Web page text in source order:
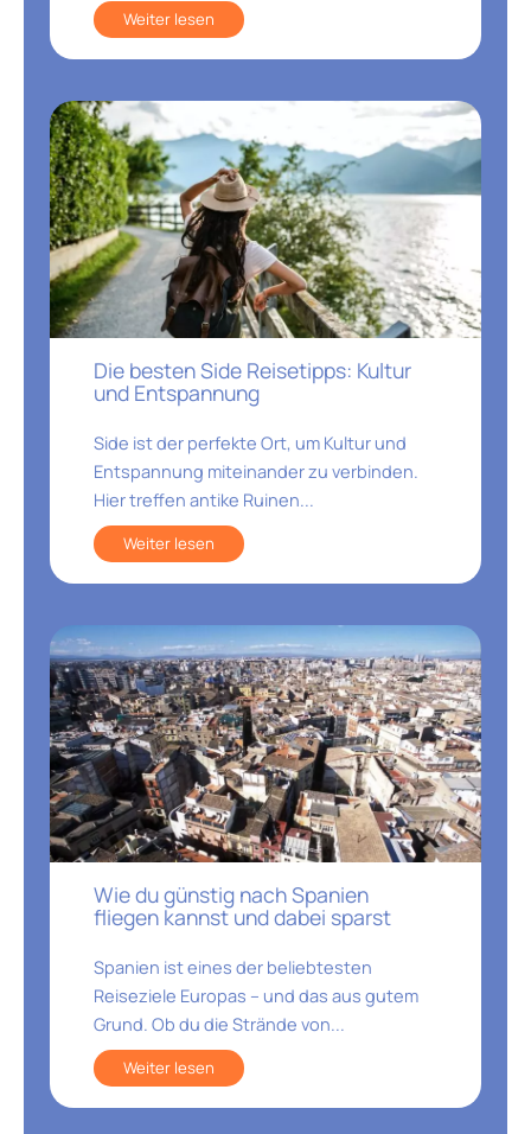
Weiter lesen
Die besten Side Reisetipps: Kultur
und Entspannung
Side ist der perfekte Ort, um Kultur und
Entspannung miteinander zu verbinden.
Hier treffen antike Ruinen...
Weiter lesen
Wie du günstig nach Spanien
fliegen kannst und dabei sparst
Spanien ist eines der beliebtesten
Reiseziele Europas – und das aus gutem
Grund. Ob du die Strände von...
Weiter lesen